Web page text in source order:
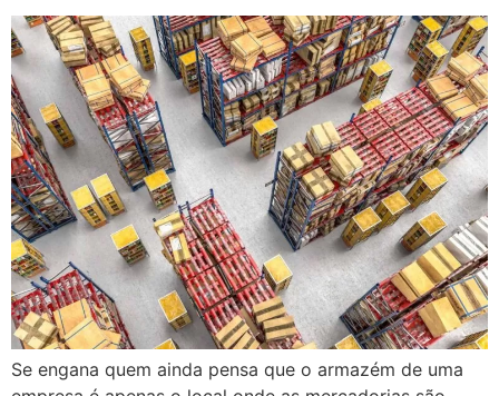
Se engana quem ainda pensa que o armazém de uma